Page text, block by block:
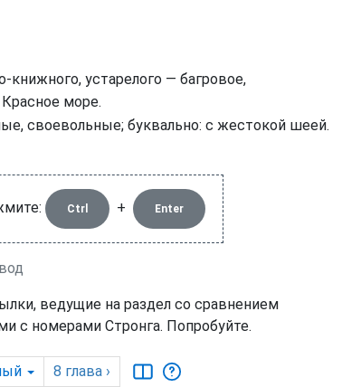
устарелого — багровое,
море.
своевольные; буквально: с жестокой шеей.
Ctrl + Enter
ведущие на раздел со сравнением
с номерами Стронга. Попробуйте.
8 глава ›